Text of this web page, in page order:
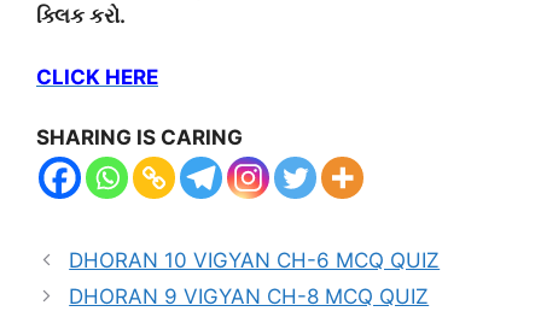
ક્લિક કરો.
CLICK HERE
SHARING IS CARING
DHORAN 10 VIGYAN CH-6 MCQ QUIZ
DHORAN 9 VIGYAN CH-8 MCQ QUIZ